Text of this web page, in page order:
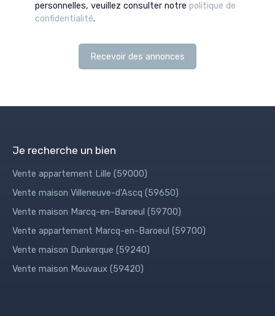
personnelles, veuillez consulter notre politique de
confidentialité.
Recevoir des annonces
Je recherche un bien
Vente appartement Lille (59000)
Vente maison Villeneuve-d'Ascq (59650)
Vente maison Marcq-en-Baroeul (59700)
Vente appartement Marcq-en-Baroeul (59700)
Vente maison Dunkerque (59240)
Vente maison Mouvaux (59420)